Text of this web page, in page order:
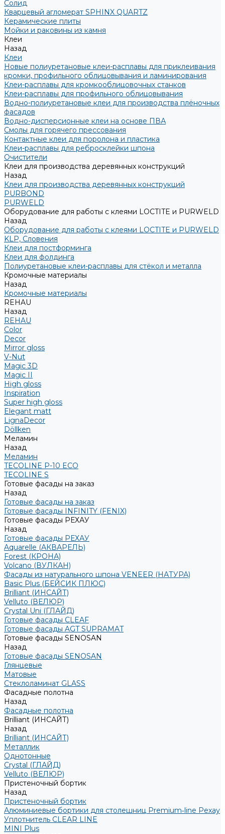
Солид
Кварцевый агломерат SPHINX QUARTZ
Керамические плиты
Мойки и раковины из камня
Клеи
Назад
Клеи
Новые полиуретановые клеи-расплавы для приклеивания
кромки, профильного облицовывания и ламинирования
Клеи-расплавы для кромкооблицовочных станков
Клеи-расплавы для профильного облицовывания
Водно-полиуретановые клеи для производства плёночных
фасадов
Водно-дисперсионные клеи на основе ПВА
Смолы для горячего прессования
Контактные клеи для поролона и пластика
Клеи-расплавы для ребросклейки шпона
Очистители
Клеи для производства деревянных конструкций
Назад
Клеи для производства деревянных конструкций
PURBOND
PURWELD
Оборудование для работы с клеями LOCTITE и PURWELD
Назад
Оборудование для работы с клеями LOCTITE и PURWELD
KLP, Словения
Клеи для постформинга
Клеи для фолдинга
Полиуретановые клеи-расплавы для стёкол и металла
Кромочные материалы
Назад
Кромочные материалы
REHAU
Назад
REHAU
Color
Decor
Mirror gloss
V-Nut
Magic 3D
Magic II
High gloss
Inspiration
Super high gloss
Elegant matt
LignaDecor
Döllken
Меламин
Назад
Меламин
TECOLINE P-10 ECO
TECOLINE S
Готовые фасады на заказ
Назад
Готовые фасады на заказ
Готовые фасады INFINITY (FENIX)
Готовые фасады РЕХАУ
Назад
Готовые фасады РЕХАУ
Aquarelle (АКВАРЕЛЬ)
Forest (КРОНА)
Volcano (ВУЛКАН)
Фасады из натурального шпона VENEER (НАТУРА)
Basic Plus (БЕЙСИК ПЛЮС)
Brilliant (ИНСАЙТ)
Velluto (ВЕЛЮР)
Crystal Uni (ГЛАЙД)
Готовые фасады CLEAF
Готовые фасады AGT SUPRAMAT
Готовые фасады SENOSAN
Назад
Готовые фасады SENOSAN
Глянцевые
Матовые
Стеклоламинат GLASS
Фасадные полотна
Назад
Фасадные полотна
Brilliant (ИНСАЙТ)
Назад
Brilliant (ИНСАЙТ)
Металлик
Однотонные
Crystal (ГЛАЙД)
Velluto (ВЕЛЮР)
Пристеночный бортик
Назад
Пристеночный бортик
Алюминиевые бортики для столешниц Premium‑line Рехау
Уплотнитель CLEAR LINE
MINI Plus